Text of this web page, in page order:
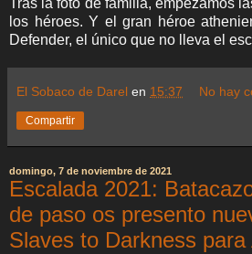
Tras la foto de familia, empezamos
los héroes. Y el gran héroe
Defender, el único que no lleva el
El Sobaco de Darel en 15:37 No hay
Compartir
domingo, 7 de noviembre de 2021
Escalada 2021:
de paso os presento
Slaves to Darkness para